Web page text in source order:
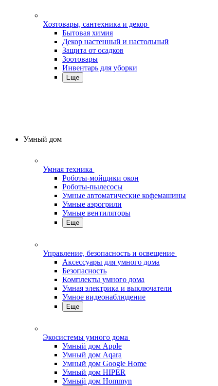
Хозтовары, сантехника и декор
Бытовая химия
Декор настенный и настольный
Защита от осадков
Зоотовары
Инвентарь для уборки
Еще
Умный дом
Умная техника
Роботы-мойщики окон
Роботы-пылесосы
Умные автоматические кофемашины
Умные аэрогрили
Умные вентиляторы
Еще
Управление, безопасность и освещение
Аксессуары для умного дома
Безопасность
Комплекты умного дома
Умная электрика и выключатели
Умное видеонаблюдение
Еще
Экосистемы умного дома
Умный дом Apple
Умный дом Aqara
Умный дом Google Home
Умный дом HIPER
Умный дом Hommyn